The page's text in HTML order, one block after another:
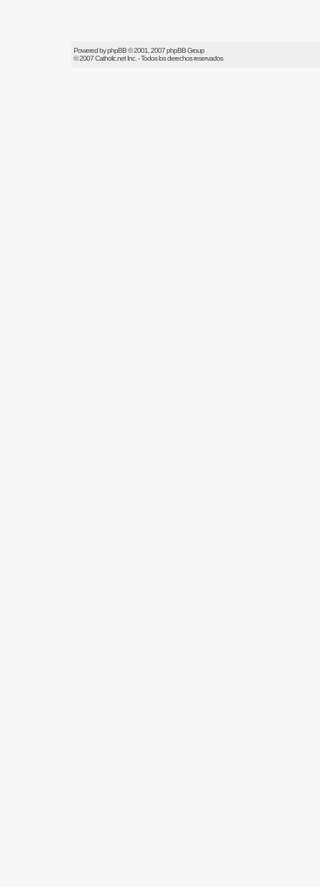
Powered byphpBB© 2001, 2007 phpBB Group
© 2007Catholic.netInc. - Todos los derechos reservados